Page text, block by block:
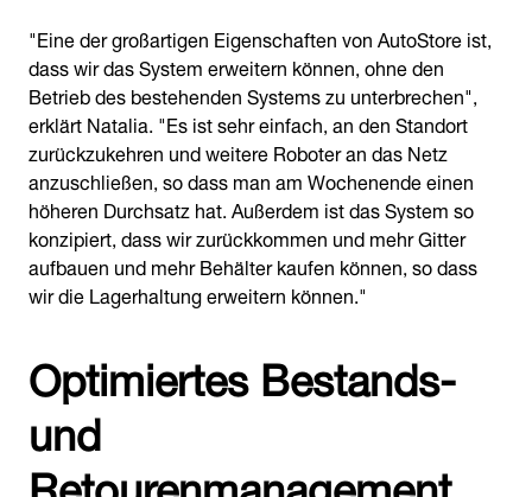
"Eine der großartigen Eigenschaften von AutoStore ist,
dass wir das System erweitern können, ohne den
Betrieb des bestehenden Systems zu unterbrechen",
erklärt Natalia. "Es ist sehr einfach, an den Standort
zurückzukehren und weitere Roboter an das Netz
anzuschließen, so dass man am Wochenende einen
höheren Durchsatz hat. Außerdem ist das System so
konzipiert, dass wir zurückkommen und mehr Gitter
aufbauen und mehr Behälter kaufen können, so dass
wir die Lagerhaltung erweitern können."
Optimiertes Bestands-
und